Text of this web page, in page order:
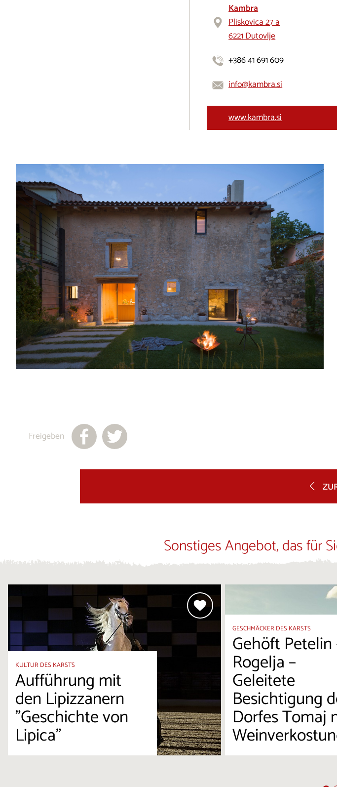
Kambra
Pliskovica 27 a
6221 Dutovlje
+386 41 691 609
info@kambra.si
www.kambra.si
Freigeben
Sonstiges Angebot, das für
KULTUR DES KARSTS
Aufführung mit
den Lipizzanern
"Geschichte von
Lipica"
GESCHMÄCKER DES KARSTS
Gehöft Petelin
Rogelja –
Geleitete
Besichtigung
Dorfes Tomaj